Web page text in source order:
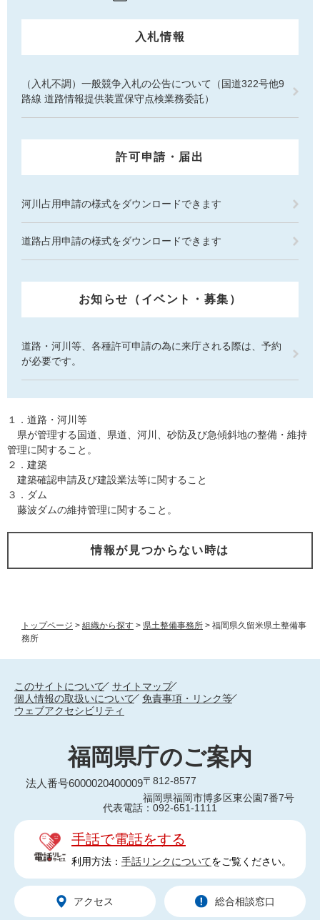
トップページ > 組織から探す > 県土整備事務所 > 福岡県久留米県土整備事
務所
入札情報
（入札不調）一般競争入札の公告について（国道322号他9
路線 道路情報提供装置保守点検業務委託）
許可申請・届出
河川占用申請の様式をダウンロードできます
道路占用申請の様式をダウンロードできます
お知らせ（イベント・募集）
道路・河川等、各種許可申請の為に来庁される際は、予約
が必要です。
１．道路・河川等
県が管理する国道、県道、河川、砂防及び急傾斜地の整備・維持
管理に関すること。
２．建築
建築確認申請及び建設業法等に関すること
３．ダム
藤波ダムの維持管理に関すること。
情報が見つからない時は
このサイトについて
サイトマップ
個人情報の取扱いについて
免責事項・リンク等
ウェブアクセシビリティ
福岡県庁のご案内
法人番号6000020400009〒812-8577
福岡県福岡市博多区東公園7番7号
代表電話：092-651-1111
手話で電話をする
利用方法： 手話リンクについてをご覧ください。
アクセス 総合相談窓口